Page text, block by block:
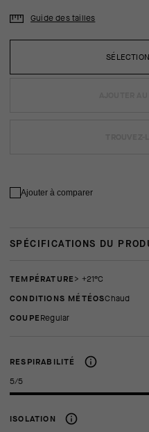
Guide des tailles
Ajouter à comparer
SPÉCIFICATIONS DU
TEMPÉRATURE
> +21°C
CONDITIONS MÉTÉOS Chaud
COUPE regular
RESPIRABILITÉ
5/5
ISOLATION